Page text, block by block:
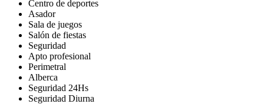
Centro de deportes
Asador
Sala de juegos
Salón de fiestas
Seguridad
Apto profesional
Perimetral
Alberca
Seguridad 24Hs
Seguridad Diurna